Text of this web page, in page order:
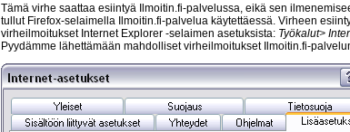
Tämä virhe saattaa esiintyä Ilmoitin.fi-palvelussa, eikä sen
tullut Firefox-selaimella Ilmoitin.fi-palvelua käytettäessä. Virheen
virheilmoitukset Internet Explorer -selaimen asetuksista: Työkalut>
Pyydämme lähettämään mahdolliset virheilmoitukset Ilmoitin.fi-